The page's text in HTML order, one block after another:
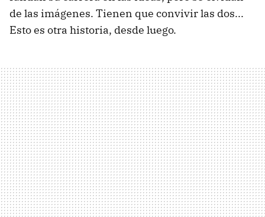
de las imágenes. Tienen que convivir las dos...
Esto es otra historia, desde luego.